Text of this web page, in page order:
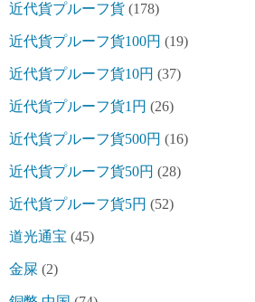
近代貨プルーフ貨 (178)
近代貨プルーフ貨100円 (19)
近代貨プルーフ貨10円 (37)
近代貨プルーフ貨1円 (26)
近代貨プルーフ貨500円 (16)
近代貨プルーフ貨50円 (28)
近代貨プルーフ貨5円 (52)
道光通宝 (45)
金屎 (2)